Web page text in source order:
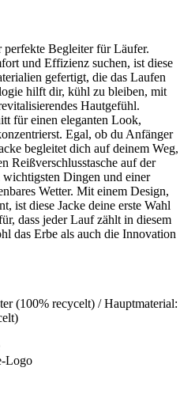
Begleiter für Läufer.
und Effizienz suchen, ist diese
gefertigt, die das Laufen
hilft dir, kühl zu bleiben, mit
Hautgefühl.
für einen eleganten Look,
Egal, ob du Anfänger
begleitet dich auf deinem Weg,
Reißverschlusstasche auf der
Dingen und einer
Wetter. Mit einem Design,
ist diese Jacke deine erste Wahl
dass jeder Lauf zählt in diesem
das Erbe als auch die Innovation
(100% recycelt) / Hauptmaterial:
Logo